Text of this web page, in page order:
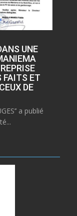
UNE
FAITS ET
DE
a publié